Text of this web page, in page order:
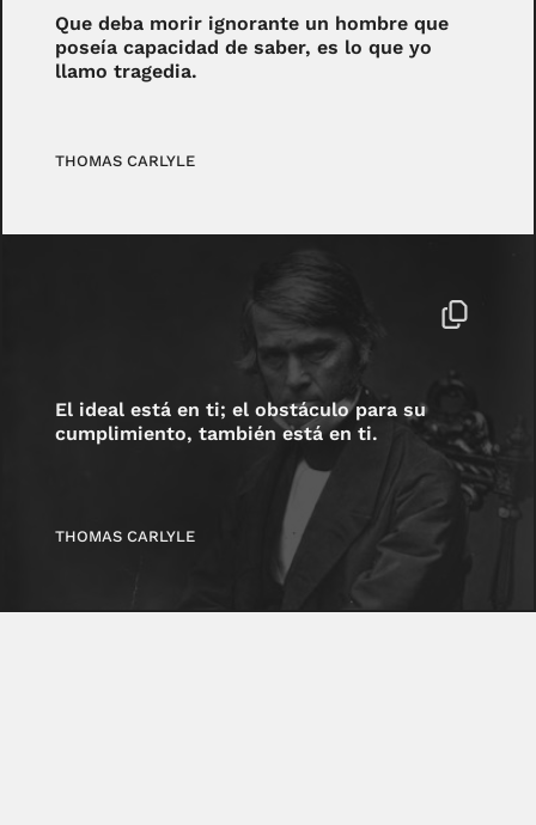
Que deba morir ignorante un hombre que
poseía capacidad de saber, es lo que yo
llamo tragedia.
THOMAS CARLYLE
El ideal está en ti; el obstáculo para su
cumplimiento, también está en ti.
THOMAS CARLYLE